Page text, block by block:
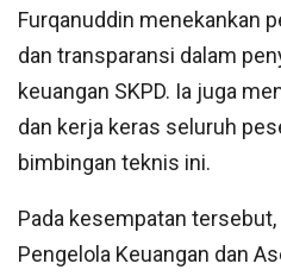
Furqanuddin menekankan
dan transparansi dalam
keuangan SKPD. Ia juga
dan kerja keras seluruh
bimbingan teknis ini.
Pada kesempatan tersebut,
Pengelola Keuangan dan